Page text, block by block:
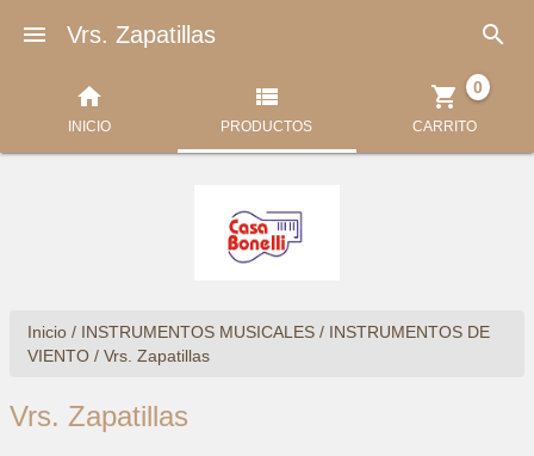

 Vrs. Zapatillas

INICIO

PRODUCTOS
 0
CARRITO
Inicio / INSTRUMENTOS MUSICALES / INSTRUMENTOS DE
VIENTO / Vrs. Zapatillas
Vrs. Zapatillas